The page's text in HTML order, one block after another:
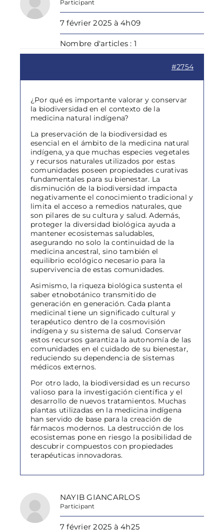
Participant
7 février 2025 à 4h09
Nombre d'articles : 1
#2754
¿Por qué es importante valorar y conservar
la biodiversidad en el contexto de la
medicina natural indígena?
La preservación de la biodiversidad es
esencial en el ámbito de la medicina natural
indígena, ya que muchas especies vegetales
y recursos naturales utilizados por estas
comunidades poseen propiedades curativas
fundamentales para su bienestar. La
disminución de la biodiversidad impacta
negativamente el conocimiento tradicional y
limita el acceso a remedios naturales, que
son pilares de su cultura y salud. Además,
proteger la diversidad biológica ayuda a
mantener ecosistemas saludables,
asegurando no solo la continuidad de la
medicina ancestral, sino también el
equilibrio ecológico necesario para la
supervivencia de estas comunidades.
Asimismo, la riqueza biológica sustenta el
saber etnobotánico transmitido de
generación en generación. Cada planta
medicinal tiene un significado cultural y
terapéutico dentro de la cosmovisión
indígena y su sistema de salud. Conservar
estos recursos garantiza la autonomía de las
comunidades en el cuidado de su bienestar,
reduciendo su dependencia de sistemas
médicos externos.
Por otro lado, la biodiversidad es un recurso
valioso para la investigación científica y el
desarrollo de nuevos tratamientos. Muchas
plantas utilizadas en la medicina indígena
han servido de base para la creación de
fármacos modernos. La destrucción de los
ecosistemas pone en riesgo la posibilidad de
descubrir compuestos con propiedades
terapéuticas innovadoras.
NAYIB GIANCARLOS
Participant
7 février 2025 à 4h25